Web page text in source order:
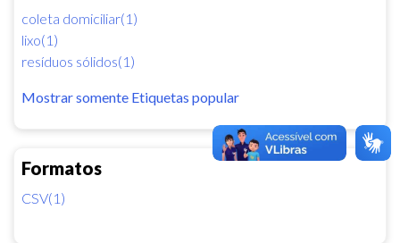
coleta domiciliar(1)
lixo(1)
resíduos sólidos(1)
Mostrar somente Etiquetas popular
Formatos
CSV(1)